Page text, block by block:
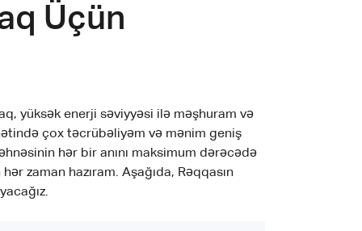
Üçün
yüksək enerji səviyyəsi ilə məşhuram və
çox təcrübəliyəm və mənim geniş
hər bir anını maksimum dərəcədə
zaman hazıram. Aşağıda, Rəqqasın